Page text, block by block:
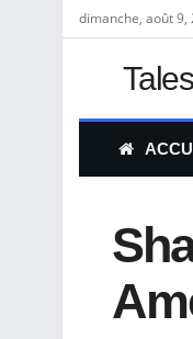
dimanche, août 9,